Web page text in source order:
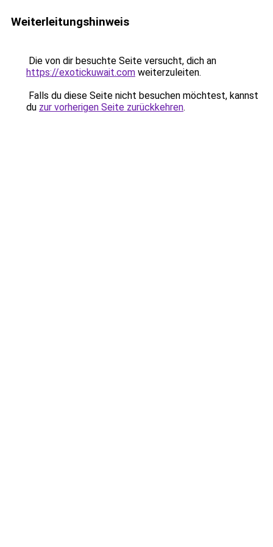
Weiterleitungshinweis
Die von dir besuchte Seite versucht, dich an
https://exotickuwait.com weiterzuleiten.
Falls du diese Seite nicht besuchen möchtest, kannst
du zur vorherigen Seite zurückkehren.